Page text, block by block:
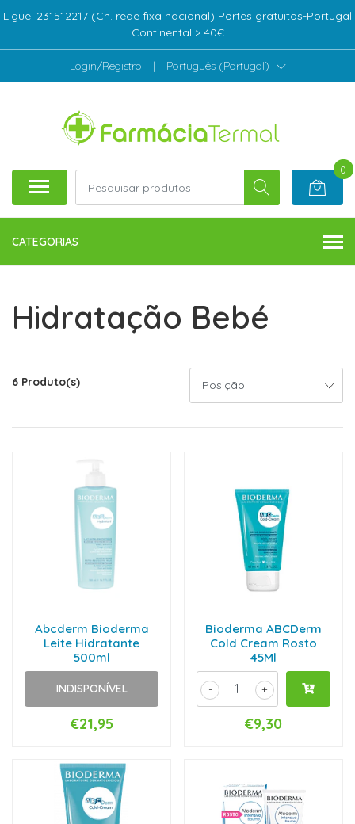
Ligue: 231512217 (Ch. rede fixa nacional) Portes gratuitos-Portugal
Continental > 40€
Login/Registro | Português (Portugal)
0
CATEGORIAS
Hidratação Bebé
6 Produto(s)
Abcderm Bioderma
Leite Hidratante
500ml
INDISPONÍVEL
€21,95
Bioderma ABCDerm
Cold Cream Rosto
45Ml
+
-
€9,30